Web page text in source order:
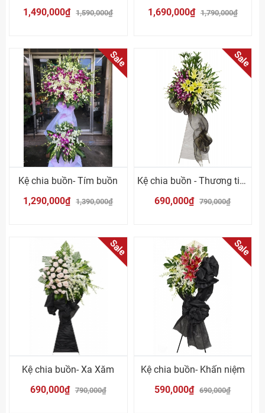
1,490,000₫ 1,590,000₫
1,690,000₫ 1,790,000₫
Sale
Kệ chia buồn- Tím buồn
1,290,000₫ 1,390,000₫
Sale
Kệ chia buồn - Thương tiếc
690,000₫ 790,000₫
Sale
Kệ chia buồn- Xa Xăm
690,000₫ 790,000₫
Sale
Kệ chia buồn- Khấn niệm
590,000₫ 690,000₫